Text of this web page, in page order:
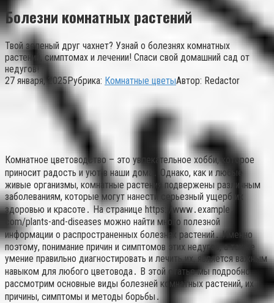
Болезни комнатных растений
Твой зеленый друг чахнет? Узнай о болезнях комнатных
растений, симптомах и лечении! Спаси свой домашний сад от
недугов!
27 января, 2025Рубрика: Комнатные цветыАвтор: Redactor
Комнатное цветоводство – это увлекательное хобби, которое
приносит радость и уют в наши дома․ Однако, как и любые
живые организмы, комнатные растения подвержены различным
заболеваниям, которые могут нанести серьезный ущерб их
здоровью и красоте․ На странице https://www․example․
com/plants-and-diseases можно найти много полезной
информации о распространенных болезнях растений․ Именно
поэтому, понимание причин и симптомов этих недугов, а также
умение правильно диагностировать и лечить их, является важным
навыком для любого цветовода․ В этой статье мы подробно
рассмотрим основные виды болезней комнатных растений, их
причины, симптомы и методы борьбы․